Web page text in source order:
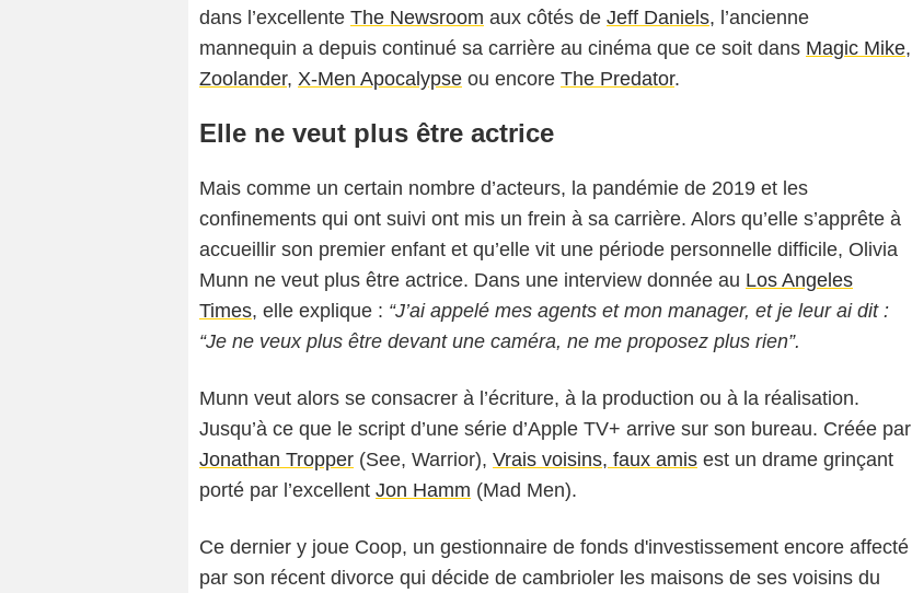
dans l’excellente The Newsroom aux côtés de Jeff Daniels, l’ancienne
mannequin a depuis continué sa carrière au cinéma que ce soit dans Magic Mike,
Zoolander, X-Men Apocalypse ou encore The Predator.
Elle ne veut plus être actrice
Mais comme un certain nombre d’acteurs, la pandémie de 2019 et les
confinements qui ont suivi ont mis un frein à sa carrière. Alors qu’elle s’apprête à
accueillir son premier enfant et qu’elle vit une période personnelle difficile, Olivia
Munn ne veut plus être actrice. Dans une interview donnée au Los Angeles
Times, elle explique : “J’ai appelé mes agents et mon manager, et je leur ai dit :
“Je ne veux plus être devant une caméra, ne me proposez plus rien”.
Munn veut alors se consacrer à l’écriture, à la production ou à la réalisation.
Jusqu’à ce que le script d’une série d’Apple TV+ arrive sur son bureau. Créée par
Jonathan Tropper (See, Warrior), Vrais voisins, faux amis est un drame grinçant
porté par l’excellent Jon Hamm (Mad Men).
Ce dernier y joue Coop, un gestionnaire de fonds d'investissement encore affecté
par son récent divorce qui décide de cambrioler les maisons de ses voisins du